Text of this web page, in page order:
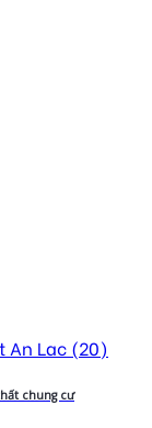
chung cư